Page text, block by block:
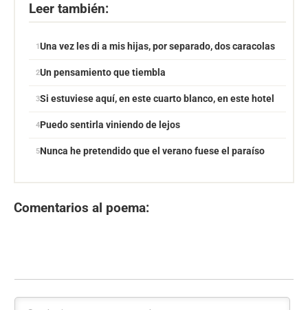
Leer también:
Una vez les di a mis hijas, por separado, dos caracolas
Un pensamiento que tiembla
Si estuviese aquí, en este cuarto blanco, en este hotel
Puedo sentirla viniendo de lejos
Nunca he pretendido que el verano fuese el paraíso
Comentarios al poema: